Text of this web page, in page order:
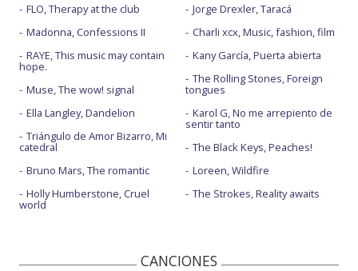
FLO, Therapy at the club
Madonna, Confessions II
RAYE, This music may contain
hope.
Muse, The wow! signal
Ella Langley, Dandelion
Triángulo de Amor Bizarro, Mi
catedral
Bruno Mars, The romantic
Holly Humberstone, Cruel
world
Jorge Drexler, Taracá
Charli xcx, Music, fashion, film
Kany García, Puerta abierta
The Rolling Stones, Foreign
tongues
Karol G, No me arrepiento de
sentir tanto
The Black Keys, Peaches!
Loreen, Wildfire
The Strokes, Reality awaits
CANCIONES